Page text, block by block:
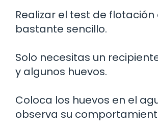
Realizar el test de flotación
bastante sencillo.
Solo necesitas un
y algunos huevos.
Coloca los huevos en el
observa su